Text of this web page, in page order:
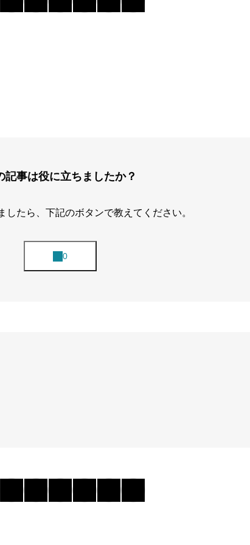
記事は役に立ちましたか？
したら、下記のボタンで教えてください。